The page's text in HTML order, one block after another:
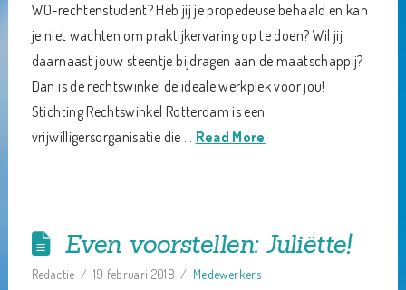
WO-rechtenstudent? Heb jij je propedeuse behaald en kan
je niet wachten om praktijkervaring op te doen? Wil jij
daarnaast jouw steentje bijdragen aan de maatschappij?
Dan is de rechtswinkel de ideale werkplek voor jou!
Stichting Rechtswinkel Rotterdam is een
vrijwilligersorganisatie die … Read More
Even voorstellen: Juliëtte!
Redactie 19 februari 2018 Medewerkers